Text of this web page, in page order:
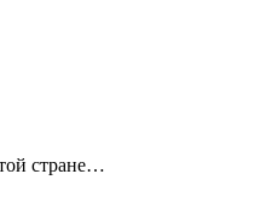
стране…